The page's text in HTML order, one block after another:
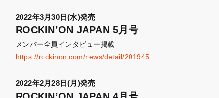
2022年3月30日(水)発売
ROCKIN’ON JAPAN 5月号
メンバー全員インタビュー掲載
https://rockinon.com/news/detail/201945
2022年2月28日(月)発売